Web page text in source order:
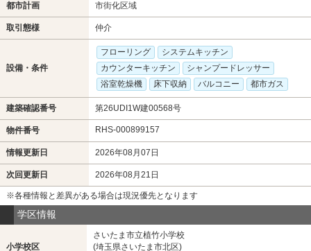
都市計画 市街化区域
取引態様 仲介
設備・条件
フローリング
システムキッチン
カウンターキッチン
シャンプードレッサー
浴室乾燥機
床下収納 バルコニー 都市ガス
建築確認番号 第26UDI1W建00568号
物件番号 RHS-000899157
情報更新日 2026年08月07日
次回更新日 2026年08月21日
※各種情報と差異がある場合は現況優先となります
学区情報
小学校区
さいたま市立植竹小学校
(埼玉県さいたま市北区)